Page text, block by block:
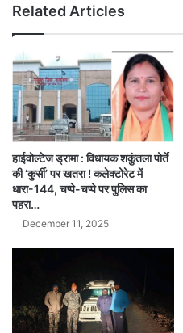
Related Articles
हाईवोल्टेज ड्रामा : विधायक शकुंतला पोर्ते
की ‘कुर्सी’ पर खतरा ! कलेक्टोरेट में
धारा-144, चप्पे-चप्पे पर पुलिस का
पहरा…
December 11, 2025